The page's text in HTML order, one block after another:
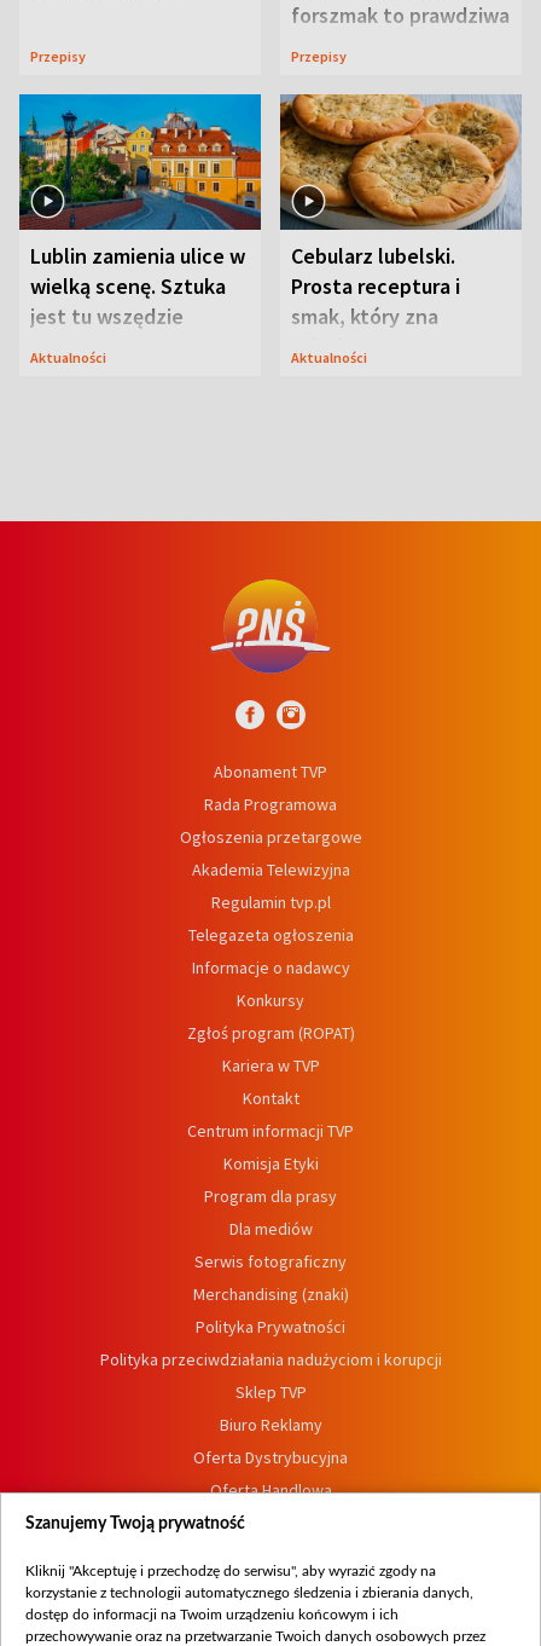
Przepisy
forszmak to prawdziwa
uczta
Przepisy
Lublin zamienia ulice w
wielką scenę. Sztuka
jest tu wszędzie
Aktualności
Cebularz lubelski.
Prosta receptura i
smak, który zna
Lubelszczyzna
Aktualności
Abonament TVP
Rada Programowa
Ogłoszenia przetargowe
Akademia Telewizyjna
Regulamin tvp.pl
Telegazeta ogłoszenia
Informacje o nadawcy
Konkursy
Zgłoś program (ROPAT)
Kariera w TVP
Kontakt
Centrum informacji TVP
Komisja Etyki
Program dla prasy
Dla mediów
Serwis fotograficzny
Merchandising (znaki)
Polityka Prywatności
Polityka przeciwdziałania nadużyciom i korupcji
Sklep TVP
Biuro Reklamy
Oferta Dystrybucyjna
Oferta Handlowa
Dostępność
Procedura zgłoszeń wewnętrznych
Szanujemy Twoją prywatność
Kliknij "Akceptuję i przechodzę do serwisu", aby wyrazić zgody na
korzystanie z technologii automatycznego śledzenia i zbierania danych,
dostęp do informacji na Twoim urządzeniu końcowym i ich
przechowywanie oraz na przetwarzanie Twoich danych osobowych przez